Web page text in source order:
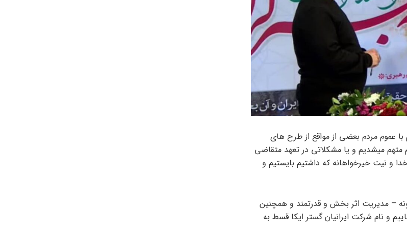
عموم مردم بعضی از مواقع از طرح های
متهم میشدیم و یا مشکلاتی در تعهد متقاضی
و نیت خیرخواهانه که داشتیم بایستیم و
– مدیریت اثر بخش و قدرتمند و همچنین
نماییم و نام شرکت ایرانیان گستر ایکا قسط به